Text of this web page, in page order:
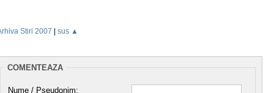
Stiri 2007 sus ▲
COMENTEAZA
Nume / Pseudonim: